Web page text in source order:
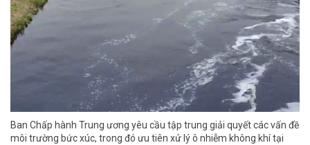
Ban Chấp hành Trung ương yêu cầu tập trung giải quyết các vấn đề
môi trường bức xúc, trong đó ưu tiên xử lý ô nhiễm không khí tại